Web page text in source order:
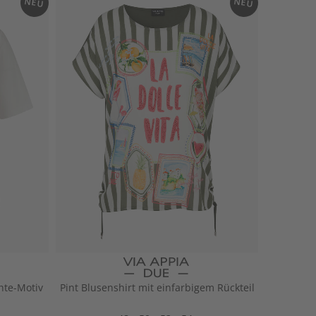
mu
ltic
r
Motiv Pint Blusenshirt mit einfarbigem Rückteil